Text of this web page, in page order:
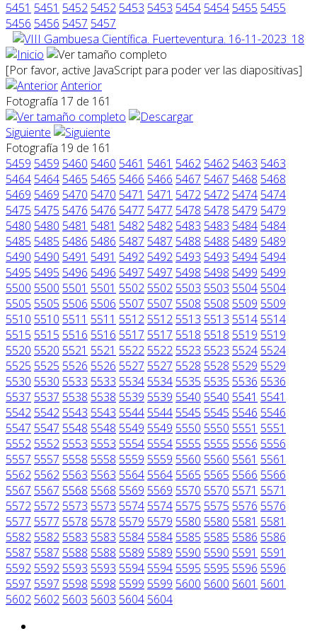
5451 5451 5452 5452 5453 5453 5454 5454 5455 5455
5456 5456 5457 5457
[Por favor, active JavaScript para poder ver las diapositivas]
Anterior
Fotografía 17 de 161
Siguiente
Fotografía 19 de 161
5459 5459 5460 5460 5461 5461 5462 5462 5463 5463
5464 5464 5465 5465 5466 5466 5467 5467 5468 5468
5469 5469 5470 5470 5471 5471 5472 5472 5474 5474
5475 5475 5476 5476 5477 5477 5478 5478 5479 5479
5480 5480 5481 5481 5482 5482 5483 5483 5484 5484
5485 5485 5486 5486 5487 5487 5488 5488 5489 5489
5490 5490 5491 5491 5492 5492 5493 5493 5494 5494
5495 5495 5496 5496 5497 5497 5498 5498 5499 5499
5500 5500 5501 5501 5502 5502 5503 5503 5504 5504
5505 5505 5506 5506 5507 5507 5508 5508 5509 5509
5510 5510 5511 5511 5512 5512 5513 5513 5514 5514
5515 5515 5516 5516 5517 5517 5518 5518 5519 5519
5520 5520 5521 5521 5522 5522 5523 5523 5524 5524
5525 5525 5526 5526 5527 5527 5528 5528 5529 5529
5530 5530 5533 5533 5534 5534 5535 5535 5536 5536
5537 5537 5538 5538 5539 5539 5540 5540 5541 5541
5542 5542 5543 5543 5544 5544 5545 5545 5546 5546
5547 5547 5548 5548 5549 5549 5550 5550 5551 5551
5552 5552 5553 5553 5554 5554 5555 5555 5556 5556
5557 5557 5558 5558 5559 5559 5560 5560 5561 5561
5562 5562 5563 5563 5564 5564 5565 5565 5566 5566
5567 5567 5568 5568 5569 5569 5570 5570 5571 5571
5572 5572 5573 5573 5574 5574 5575 5575 5576 5576
5577 5577 5578 5578 5579 5579 5580 5580 5581 5581
5582 5582 5583 5583 5584 5584 5585 5585 5586 5586
5587 5587 5588 5588 5589 5589 5590 5590 5591 5591
5592 5592 5593 5593 5594 5594 5595 5595 5596 5596
5597 5597 5598 5598 5599 5599 5600 5600 5601 5601
5602 5602 5603 5603 5604 5604